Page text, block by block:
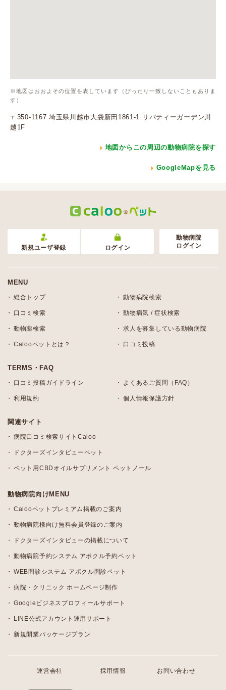
※地図はおおよその位置を表しています（ぴったり一致しないこともありま
す）
〒350-1167 埼玉県川越市大袋新田1861-1 リバティーガーデン川
越1F
地図からこの周辺の動物病院を探す
GoogleMapを見る
新規ユーザ登録 ログイン
動物病院
ログイン
MENU
総合トップ 動物病院検索
口コミ検索 動物病気 / 症状検索
動物薬検索 求人を募集している動物病院
Calooペットとは？ 口コミ投稿
TERMS・FAQ
口コミ投稿ガイドライン よくあるご質問（FAQ）
利用規約 個人情報保護方針
関連サイト
病院口コミ検索サイトCaloo
ドクターズインタビューペット
ペット用CBDオイルサプリメント ペットノール
動物病院向けMENU
Calooペットプレミアム掲載のご案内
動物病院様向け無料会員登録のご案内
ドクターズインタビューの掲載について
動物病院予約システム アポクル予約ペット
WEB問診システム アポクル問診ペット
病院・クリニック ホームページ制作
Googleビジネスプロフィールサポート
LINE公式アカウント運用サポート
新規開業パッケージプラン
運営会社 採用情報 お問い合わせ